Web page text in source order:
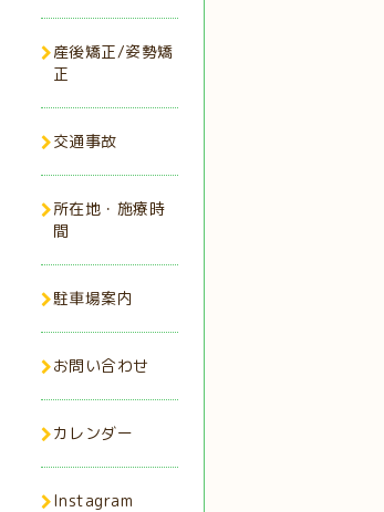
産後矯正/姿勢矯
正
交通事故
所在地・施療時
間
駐車場案内
お問い合わせ
カレンダー
Instagram